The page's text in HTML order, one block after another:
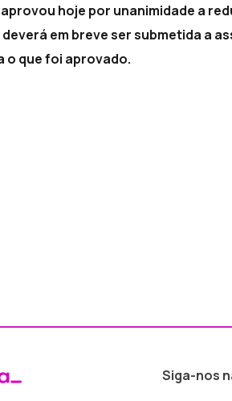
hoje por unanimidade a
em breve ser submetida a
o que foi aprovado.
Siga-nos